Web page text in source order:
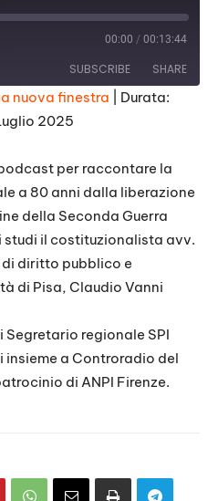
00:00 / 00:13:44
SUBSCRIBE SHARE
nuova finestra
Durata:
2025
per raccontare la
a 80 anni dalla liberazione
della Seconda Guerra
studi il costituzionalista avv.
diritto pubblico e
di Pisa, Claudio Vanni
Segretario regionale SPI
a Controradio del
di ANPI Firenze.